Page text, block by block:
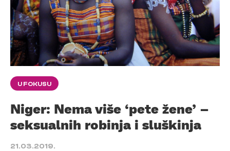
U FOKUSU
Niger: Nema više ‘pete žene’ –
seksualnih robinja i sluškinja
21.03.2019.